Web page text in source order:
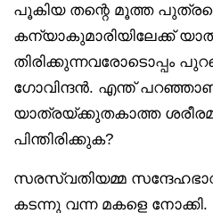
പൂകിയ തന്റെ മൂത്ത
കന്യാകുമാരിയിലേക്ക്
തിരിക്കുന്നവരോടൊപ്പം
ഗോവിന്ദൻ. എന്ത്
യാത്രയ്ക്കുതകാത്ത
പിന്തിരിക്കുക?
സരസ്വതിയമ്മ
കടന്നു വന്ന മകളെ